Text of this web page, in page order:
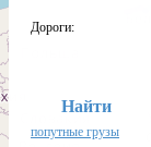
Дороги:
Найти
попутные грузы